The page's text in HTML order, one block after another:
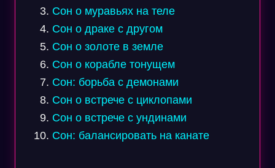
Сон о муравьях на теле
Сон о драке с другом
Сон о золоте в земле
Сон о корабле тонущем
Сон: борьба с демонами
Сон о встрече с циклопами
Сон о встрече с ундинами
Сон: балансировать на канате